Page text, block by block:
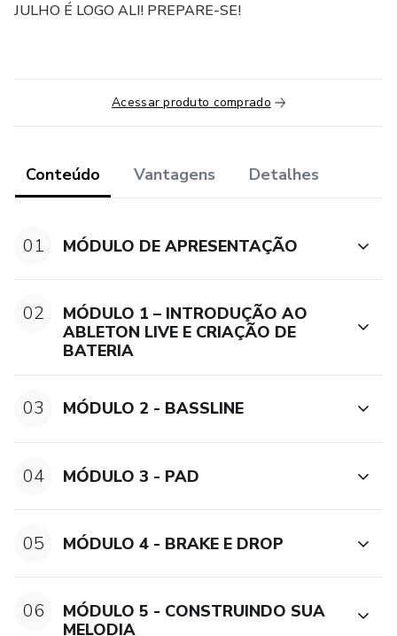
JULHO É LOGO ALI! PREPARE-SE!
Acessar produto comprado
Conteúdo Vantagens Detalhes
01 MÓDULO DE APRESENTAÇÃO
02
MÓDULO 1 – INTRODUÇÃO AO
ABLETON LIVE E CRIAÇÃO DE
BATERIA
03 MÓDULO 2 - BASSLINE
04 MÓDULO 3 - PAD
05 MÓDULO 4 - BRAKE E DROP
06
MÓDULO 5 - CONSTRUINDO SUA
MELODIA